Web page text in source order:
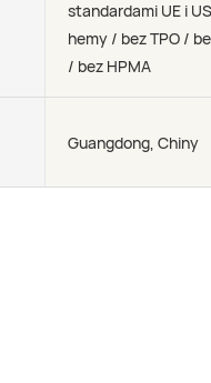
standardami UE i
hemy / bez TPO /
/ bez HPMA
Guangdong, Chiny